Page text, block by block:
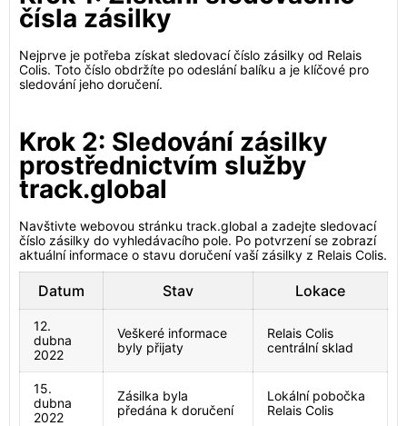
čísla zásilky
Nejprve je potřeba získat sledovací číslo zásilky od Relais
Colis. Toto číslo obdržíte po odeslání balíku a je klíčové pro
sledování jeho doručení.
Krok 2: Sledování zásilky
prostřednictvím služby
track.global
Navštivte webovou stránku track.global a zadejte sledovací
číslo zásilky do vyhledávacího pole. Po potvrzení se zobrazí
aktuální informace o stavu doručení vaší zásilky z Relais Colis.
Datum Stav Lokace
12.
dubna
2022
Veškeré informace
byly přijaty
Relais Colis
centrální sklad
15.
dubna
2022
Zásilka byla
předána k doručení
Lokální pobočka
Relais Colis